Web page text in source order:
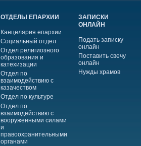
ОТДЕЛЫ ЕПАРХИИ
Канцелярия епархии
Социальный отдел
Отдел религиозного
образования и
катехизации
Отдел по
взаимодействию с
казачеством
Отдел по культуре
Отдел по
взаимодействию с
вооруженными силами
и
правоохранительными
органами
ЗАПИСКИ
ОНЛАЙН
Подать записку
онлайн
Поставить свечу
онлайн
Нужды храмов